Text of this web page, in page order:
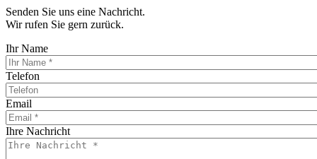
Senden Sie uns eine Nachricht.
Wir rufen Sie gern zurück.
Ihr Name
Telefon
Email
Ihre Nachricht